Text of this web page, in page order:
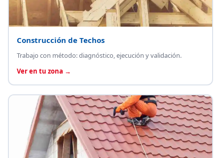
Construcción de Techos
Trabajo con método: diagnóstico, ejecución y validación.
Ver en tu zona →